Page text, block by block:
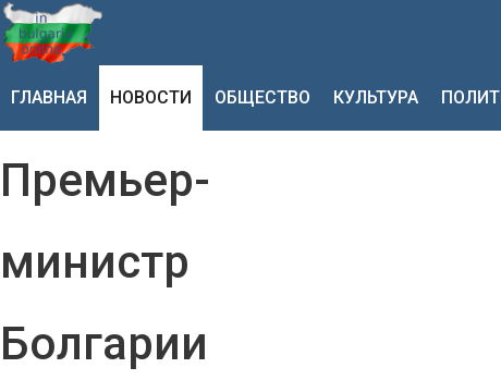
ГЛАВНАЯ НОВОСТИ ОБЩЕСТВО КУЛЬТУРА
Премьер-
министр
Болгарии